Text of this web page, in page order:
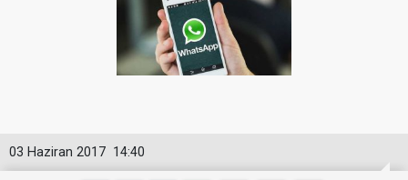
14:40
03 Haziran 2017